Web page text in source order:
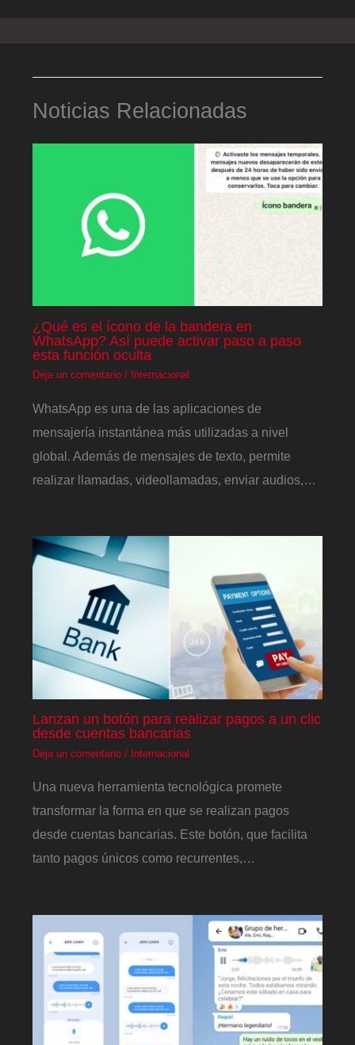
Noticias Relacionadas
¿Qué es el ícono de la bandera en
WhatsApp? Así puede activar paso a paso
esta función oculta
Deja un comentario / Internacional
WhatsApp es una de las aplicaciones de
mensajería instantánea más utilizadas a nivel
global. Además de mensajes de texto, permite
realizar llamadas, videollamadas, enviar audios,…
Lanzan un botón para realizar pagos a un clic
desde cuentas bancarias
Deja un comentario / Internacional
Una nueva herramienta tecnológica promete
transformar la forma en que se realizan pagos
desde cuentas bancarias. Este botón, que facilita
tanto pagos únicos como recurrentes,…